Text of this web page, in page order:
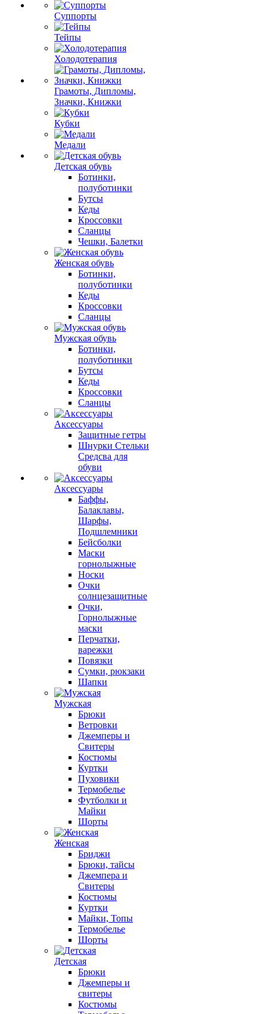
Суппорты
Тейпы
Холодотерапия
Грамоты, Дипломы,
Значки, Книжки
Кубки
Медали
Детская обувь
Ботинки,
полуботинки
Бутсы
Кеды
Кроссовки
Сланцы
Чешки, Балетки
Женская обувь
Ботинки,
полуботинки
Кеды
Кроссовки
Сланцы
Мужская обувь
Ботинки,
полуботинки
Бутсы
Кеды
Кроссовки
Сланцы
Аксессуары
Защитные гетры
Шнурки Стельки
Средсва для
обуви
Аксессуары
Баффы,
Балаклавы,
Шарфы,
Подшлемники
Бейсболки
Маски
горнолыжные
Носки
Очки
солнцезащитные
Очки,
Горнолыжные
маски
Перчатки,
варежки
Повязки
Сумки, рюкзаки
Шапки
Мужская
Брюки
Ветровки
Джемперы и
Свитеры
Костюмы
Куртки
Пуховики
Термобелье
Футболки и
Майки
Шорты
Женская
Бриджи
Брюки, тайсы
Джемпера и
Свитеры
Костюмы
Куртки
Майки, Топы
Термобелье
Шорты
Детская
Брюки
Джемперы и
свитеры
Костюмы